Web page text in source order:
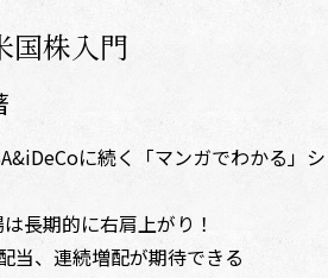
国株入門
に続く「マンガでわかる」
長期的に右肩上がり！
当、連続増配が期待できる